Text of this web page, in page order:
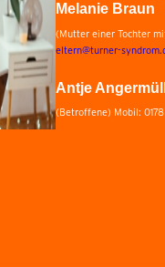
Melanie Braun
(Mutter einer Tochter
eltern@turner-
Antje
(Betroffene) Mobil: